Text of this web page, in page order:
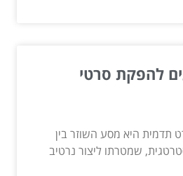
להפקת סרטי
תדמית היא מסע השוזר בין
שמטרתו ליצור נרטיב